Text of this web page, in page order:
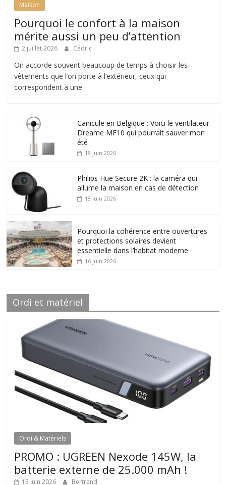
Maison
Pourquoi le confort à la maison
mérite aussi un peu d’attention
2 juillet 2026 Cédric
On accorde souvent beaucoup de temps à choisir les
vêtements que l’on porte à l’extérieur, ceux qui
correspondent à une
Canicule en Belgique : Voici le ventilateur
Dreame MF10 qui pourrait sauver mon
été
18 juin 2026
Philips Hue Secure 2K : la caméra qui
allume la maison en cas de détection
18 juin 2026
Pourquoi la cohérence entre ouvertures
et protections solaires devient
essentielle dans l’habitat moderne
16 juin 2026
Ordi et matériel
Ordi & Matériels
PROMO : UGREEN Nexode 145W, la
batterie externe de 25.000 mAh !
13 juin 2026 Bertrand